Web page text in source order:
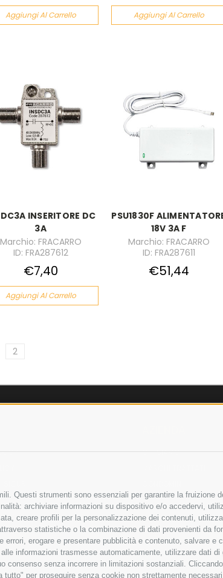
Questi strumenti sono essenziali per garantire la fruizione
archiviare informazioni su dispositivo e/o accedervi,
creare profili per la personalizzazione dei contenuti,
statistiche o la combinazione di dati provenienti da
erogare e presentare pubblicità e contenuto, salvare
informazioni trasmesse automaticamente, utilizzare dati
consenso senza incorrere in limitazioni sostanziali.
per proseguire senza cookie non strettamente
Aggiungi Al Carrello Aggiungi Al Carrello
INSERITORE DC
3A
Marchio: FRACARRO
ID: FRA287612
€7,40
Aggiungi Al Carrello
PSU1830F
18V 3A F
Marchio: FRACARRO
ID: FRA287611
€51,44
2
CHI SIAMO